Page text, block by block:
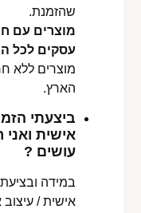
שהזמנת.
עסקים לכל
הארץ.
ביצעתי
אישית
עושים ?
במידה
אישית / עיצוב